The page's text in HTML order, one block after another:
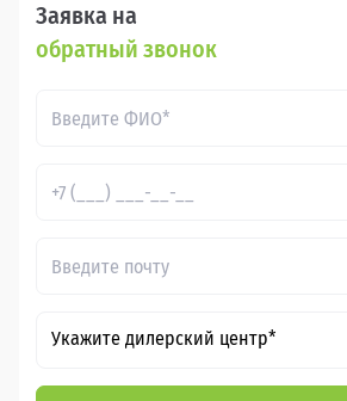
Заявка на
обратный звонок
Укажите дилерский центр*